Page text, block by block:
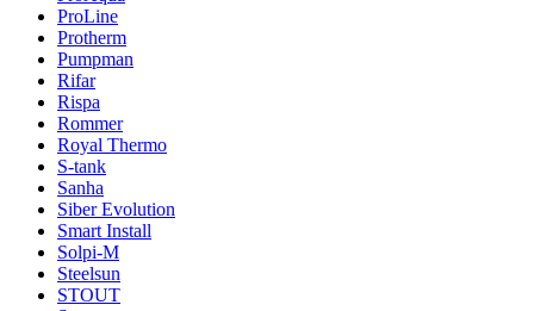
ProLine
Protherm
Pumpman
Rifar
Rispa
Rommer
Royal Thermo
S-tank
Sanha
Siber Evolution
Smart Install
Solpi-M
Steelsun
STOUT